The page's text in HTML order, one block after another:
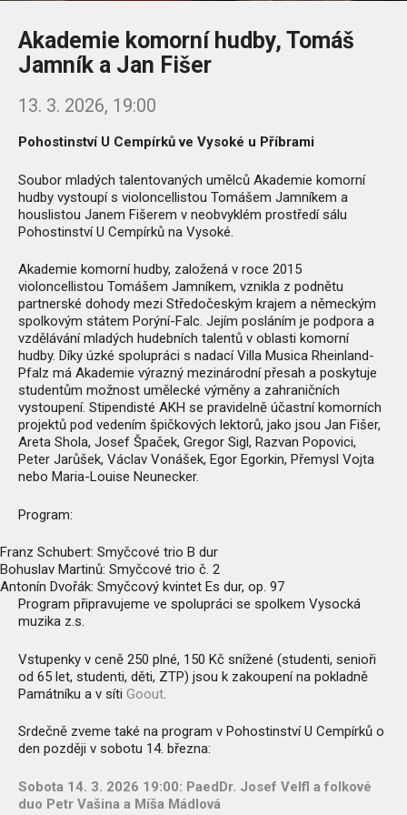
Akademie komorní hudby, Tomáš
Jamník a Jan Fišer
13. 3. 2026, 19:00
Pohostinství U Cempírků ve Vysoké u Příbrami
Soubor mladých talentovaných umělců Akademie komorní
hudby vystoupí s violoncellistou Tomášem Jamníkem a
houslistou Janem Fišerem v neobvyklém prostředí sálu
Pohostinství U Cempírků na Vysoké.
Akademie komorní hudby, založená v roce 2015
violoncellistou Tomášem Jamníkem, vznikla z podnětu
partnerské dohody mezi Středočeským krajem a německým
spolkovým státem Porýní-Falc. Jejím posláním je podpora a
vzdělávání mladých hudebních talentů v oblasti komorní
hudby. Díky úzké spolupráci s nadací Villa Musica Rheinland-
Pfalz má Akademie výrazný mezinárodní přesah a poskytuje
studentům možnost umělecké výměny a zahraničních
vystoupení. Stipendisté AKH se pravidelně účastní komorních
projektů pod vedením špičkových lektorů, jako jsou Jan Fišer,
Areta Shola, Josef Špaček, Gregor Sigl, Razvan Popovici,
Peter Jarůšek, Václav Vonášek, Egor Egorkin, Přemysl Vojta
nebo Maria-Louise Neunecker.
Program:
Franz Schubert: Smyčcové trio B dur
Bohuslav Martinů: Smyčcové trio č. 2
Antonín Dvořák: Smyčcový kvintet Es dur, op. 97
Program připravujeme ve spolupráci se spolkem Vysocká
muzika z.s.
Vstupenky v ceně 250 plné, 150 Kč snížené (studenti, senioři
od 65 let, studenti, děti, ZTP) jsou k zakoupení na pokladně
Památníku a v síti Goout
Srdečně zveme také na program v Pohostinství U Cempírků o
den později v sobotu 14. března:
Sobota 14. 3. 2026 19:00: PaedDr. Josef Velfl a folkové
duo Petr Vašina a Míša Mádlová